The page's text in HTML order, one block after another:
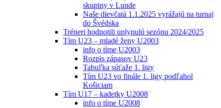
skupiny v Lunde
Naše dievčatá 1.1.2025 vyrážajú na turnaj
do Švédska
Tréneri hodnotili uplynulú sezónu 2024/2025
Tím U23 – mladé ženy U2003
info o tíme U2003
Rozpis zápasov U23
Tabuľka súťaže 1. ligy
Tím U23 vo finále 1. ligy podľahol
Košiciam
Tím U17 – kadetky U2008
info o tíme U2008